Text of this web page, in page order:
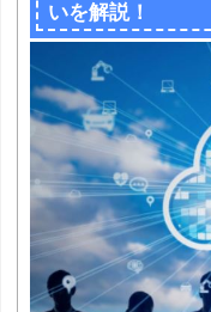
いを解説！